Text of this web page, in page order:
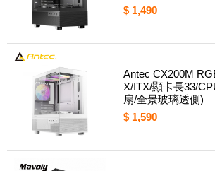
$ 1,490
Antec CX200M
X/ITX/顯卡長33/
扇/全景玻璃透側)
$ 1,590